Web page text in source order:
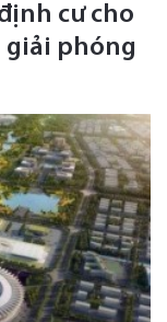
cư cho
giải phóng